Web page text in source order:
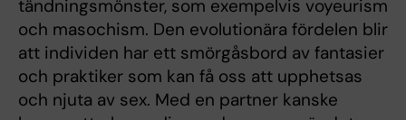
tändningsmönster, som exempelvis voyeurism
och masochism. Den evolutionära fördelen blir
att individen har ett smörgåsbord av fantasier
och praktiker som kan få oss att upphetsas
och njuta av sex. Med en partner kanske